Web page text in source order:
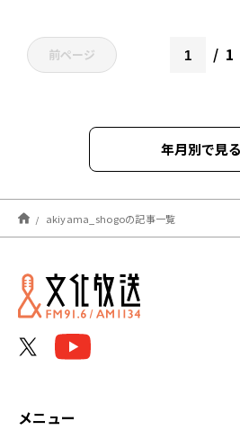
前ページ 1
年月別で見る
2021年12月
akiyama_shogoの記事一覧
メニュー